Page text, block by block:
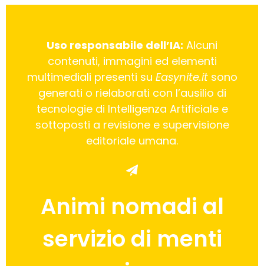
Uso responsabile dell’IA: Alcuni
contenuti, immagini ed elementi
multimediali presenti su Easynite.itsono
generati o rielaborati con l’ausilio di
tecnologie di Intelligenza Artificiale e
sottoposti a revisione e supervisione
editoriale umana.
Animi nomadi al
servizio di menti